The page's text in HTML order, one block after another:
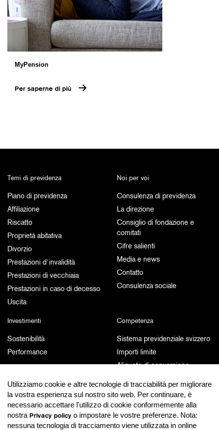
MyPension
Per saperne di più
Temi di previdenza
Piano di previdenza
Affiliazione
Riscatto
Proprietà abitativa
Divorzio
Prestazioni d’invalidità
Prestazioni di vecchiaia
Prestazioni in caso di decesso
Uscita
Noi per voi
Consulenza di previdenza
La direzione
Consiglio di fondazione e
comitati
Cifre salienti
Media e news
Contatto
Consulenza sociale
Investimenti
Sostenibilità
Performance
Competenza
Sistema previdenziale svizzero
Importi limite
Aliquote di conversione
Documenti e pubblicazioni
Documenti e pubblicazioni
MyPension
MyPension
Utilizziamo cookie e altre tecnologie di tracciabilità per migliorare
la vostra esperienza sul nostro sito web. Per continuare, è
necessario accettare l'utilizzo di cookie conformemente alla
nostra Privacy policy o impostare le vostre preferenze. Nota:
nessuna tecnologia di tracciamento viene utilizzata in online